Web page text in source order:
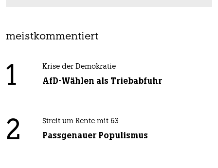
meistkommentiert
1 Krise der Demokratie
AfD-Wählen als Triebabfuhr
2 Streit um Rente mit 63
Passgenauer Populismus